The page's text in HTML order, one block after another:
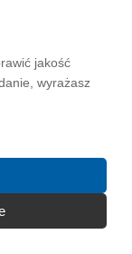
jakość
wyrażasz